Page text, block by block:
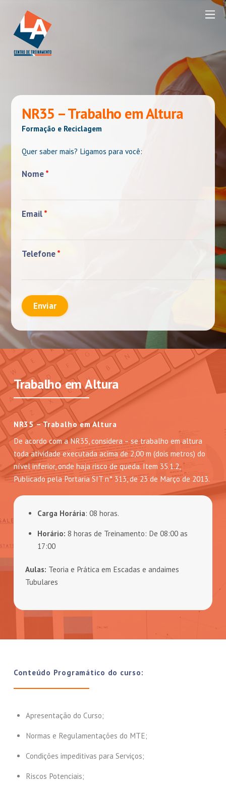
NR35 – Trabalho em Altura
Formação e Reciclagem
Quer saber mais? Ligamos para você:
Nome*
Email*
Telefone*
Enviar
Trabalho em Altura
NR35 – Trabalho em Altura
De acordo com a NR35, considera – se trabalho em altura
toda atividade executada acima de 2,00 m (dois metros) do
nível inferior, onde haja risco de queda. Item 35.1.2,
Publicado pela Portaria SIT n° 313, de 23 de Março de 2013.
Carga Horária: 08 horas.
Horário: 8 horas de Treinamento: De 08:00 as
17:00
Aulas: Teoria e Prática em Escadas e andaimes
Tubulares
Conteúdo Programático do curso:
Apresentação do Curso;
Normas e Regulamentações do MTE;
Condições impeditivas para Serviços;
Riscos Potenciais;